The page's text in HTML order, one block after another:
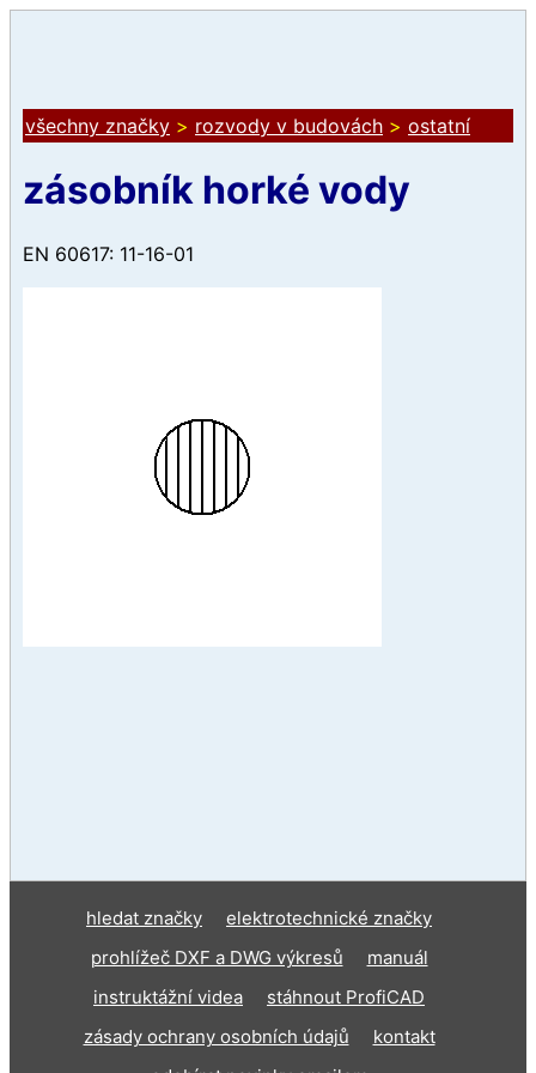
všechny značky > rozvody v budovách > ostatní
zásobník horké vody
EN 60617: 11-16-01
hledat značky
elektrotechnické značky
prohlížeč DXF a DWG výkresů
manuál
instruktážní videa
stáhnout ProfiCAD
zásady ochrany osobních údajů
kontakt